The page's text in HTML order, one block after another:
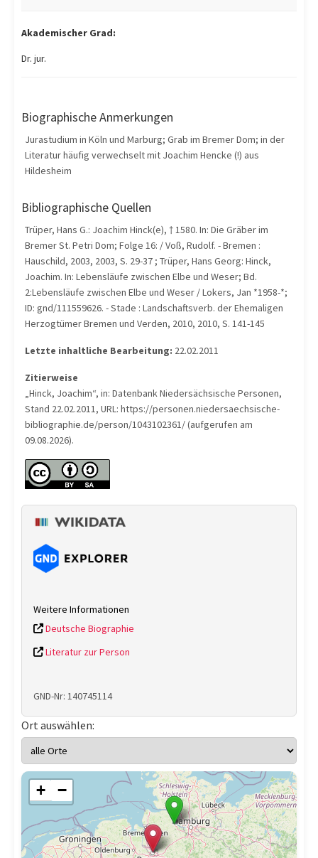
Akademischer Grad:
Dr. jur.
Biographische Anmerkungen
Jurastudium in Köln und Marburg; Grab im Bremer Dom; in der
Literatur häufig verwechselt mit Joachim Hencke (!) aus
Hildesheim
Bibliographische Quellen
Trüper, Hans G.: Joachim Hinck(e), † 1580. In: Die Gräber im
Bremer St. Petri Dom; Folge 16: / Voß, Rudolf. - Bremen :
Hauschild, 2003, 2003, S. 29-37 ; Trüper, Hans Georg: Hinck,
Joachim. In: Lebensläufe zwischen Elbe und Weser; Bd.
2:Lebensläufe zwischen Elbe und Weser / Lokers, Jan *1958-*;
ID: gnd/111559626. - Stade : Landschaftsverb. der Ehemaligen
Herzogtümer Bremen und Verden, 2010, 2010, S. 141-145
Letzte inhaltliche Bearbeitung: 22.02.2011
Zitierweise
„Hinck, Joachim“, in: Datenbank Niedersächsische Personen,
Stand 22.02.2011, URL: https://personen.niedersaechsische-
bibliographie.de/person/1043102361/ (aufgerufen am
09.08.2026).
Weitere Informationen
Deutsche Biographie
Literatur zur Person
GND-Nr: 140745114
Ort auswählen:
+ −